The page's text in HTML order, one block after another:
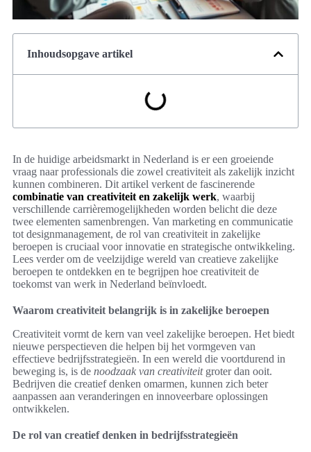
Inhoudsopgave artikel
In de huidige arbeidsmarkt in Nederland is er een groeiende
vraag naar professionals die zowel creativiteit als zakelijk inzicht
kunnen combineren. Dit artikel verkent de fascinerende
combinatie van creativiteit en zakelijk werk, waarbij
verschillende carrièremogelijkheden worden belicht die deze
twee elementen samenbrengen. Van marketing en communicatie
tot designmanagement, de rol van creativiteit in zakelijke
beroepen is cruciaal voor innovatie en strategische ontwikkeling.
Lees verder om de veelzijdige wereld van creatieve zakelijke
beroepen te ontdekken en te begrijpen hoe creativiteit de
toekomst van werk in Nederland beïnvloedt.
Waarom creativiteit belangrijk is in zakelijke beroepen
Creativiteit vormt de kern van veel zakelijke beroepen. Het biedt
nieuwe perspectieven die helpen bij het vormgeven van
effectieve bedrijfsstrategieën. In een wereld die voortdurend in
beweging is, is de noodzaak van creativiteitgroter dan ooit.
Bedrijven die creatief denken omarmen, kunnen zich beter
aanpassen aan veranderingen en innoveerbare oplossingen
ontwikkelen.
De rol van creatief denken in bedrijfsstrategieën